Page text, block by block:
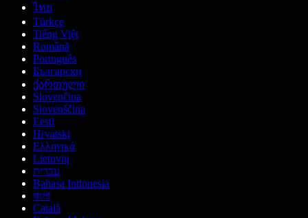
ไทย
Türkçe
Tiếng Việt
Română
Português
Български
ქართული
Slovenčina
Slovenščina
Eesti
Hrvatski
Ελληνικά
Lietuvių
עברית
Bahasa Indonesia
বাংলা
Català